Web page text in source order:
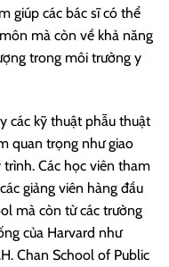
giúp các bác sĩ có thể
mà còn về khả năng
trong môi trường y
các kỹ thuật phẫu thuật
quan trọng như giao
Các học viên tham
giảng viên hàng đầu
mà còn từ các trường
của Harvard như
Chan School of Public